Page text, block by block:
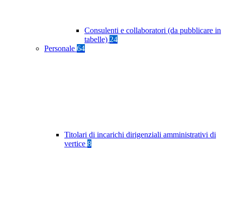
Consulenti e collaboratori (da pubblicare in
tabelle) 24
Personale 64
Titolari di incarichi dirigenziali amministrativi di
vertice 8